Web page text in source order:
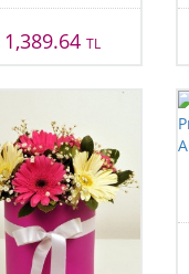
1,389.64 TL